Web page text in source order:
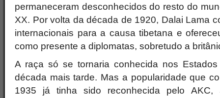
permaneceram desconhecidos do resto do
XX. Por volta da década de 1920, Dalai Lama
internacionais para a causa tibetana e
como presente a diplomatas, sobretudo a
A raça só se tornaria conhecida nos
década mais tarde. Mas a popularidade que
1935 já tinha sido reconhecida pelo